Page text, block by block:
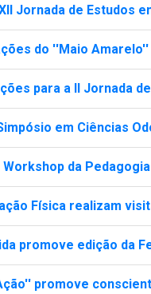
Jornada de Estudos
do ''Maio
para a II Jornada
em Ciências
Workshop da
Física realizam
promove edição da
promove